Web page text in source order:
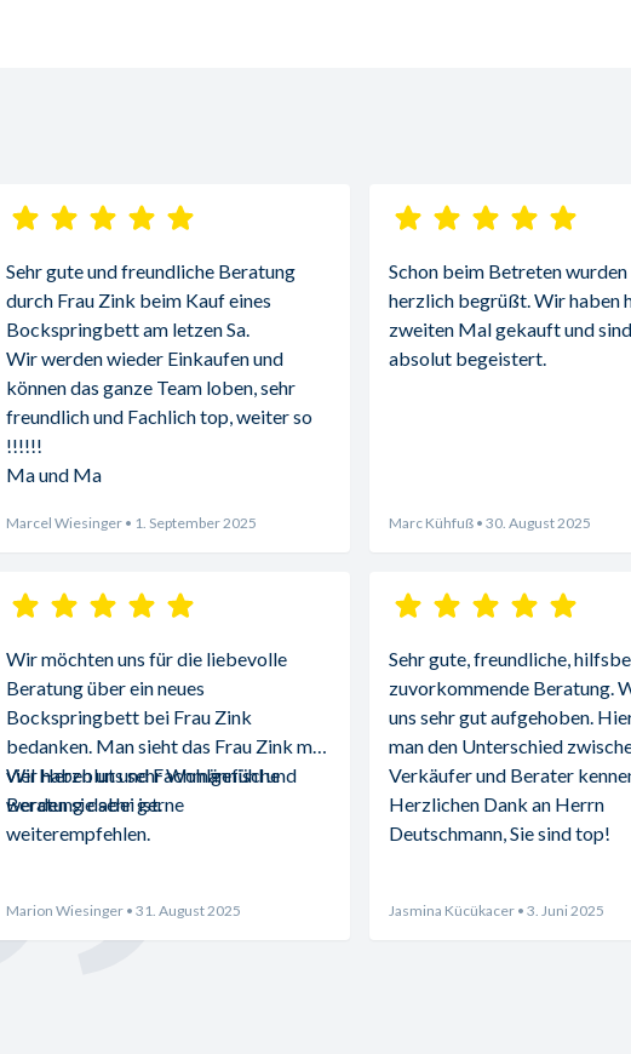
Sehr gute und freundliche Beratung
durch Frau Zink beim Kauf eines
Bockspringbett am letzen Sa.
Wir werden wieder Einkaufen und
können das ganze Team loben, sehr
freundlich und Fachlich top, weiter so
!!!!!!
Ma und Ma
Marcel Wiesinger • 1. September 2025
Wir möchten uns für die liebevolle
Beratung über ein neues
Bockspringbett bei Frau Zink
bedanken. Man sieht das Frau Zink mit
viel Herzblut und Fachmännische
Beratung dabei ist.
Wir haben uns sehr Wohlgefühl und
werden sie sehr gerne
weiterempfehlen.
Marion Wiesinger • 31. August 2025
Schon beim Betreten
herzlich begrüßt. Wir haben
zweiten Mal gekauft und
absolut begeistert.
Marc Kühfuß • 30. August 2025
Sehr gute, freundliche,
zuvorkommende Beratung.
uns sehr gut aufgehoben.
man den Unterschied
Verkäufer und Berater
Herzlichen Dank an Herrn
Deutschmann, Sie sind top!
Jasmina Kücükacer • 3. Juni 2025